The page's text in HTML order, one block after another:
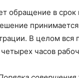
обращение в
В целом вся
часов